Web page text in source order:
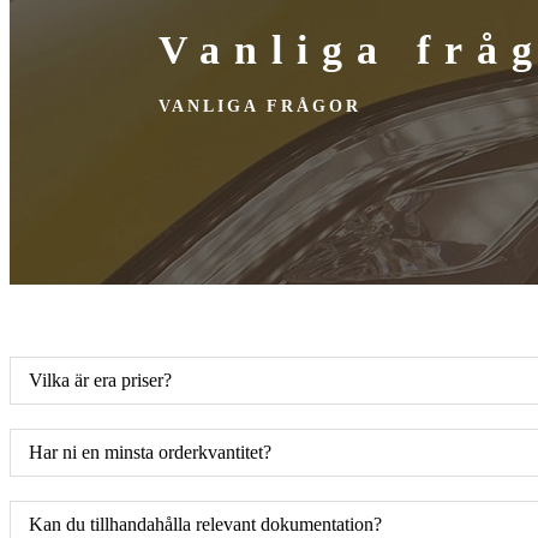
Vanliga
VANLIGA FRÅGOR
Vilka är era priser?
Har ni en minsta orderkvantitet?
Kan du tillhandahålla relevant dokumentation?